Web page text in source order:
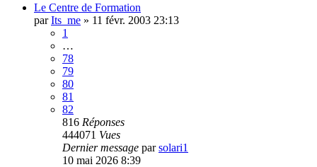
Le Centre de Formation
parIts_me » 11 févr. 2003 23:13
1
…
78
79
80
81
82
816 Réponses
444071 Vues
Dernier message parsolari1
10 mai 2026 8:39